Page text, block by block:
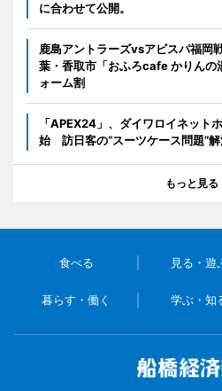
に合わせて公開。
鹿島アントラーズvsアビスパ福岡
葉・香取市「おふろcafe かりんの
ォーム割
「APEX24」、ダイワロイネット
始 訪日客の“スーツケース問題”
もっと見る
食べる 見る・遊
暮らす・働く 学ぶ・知